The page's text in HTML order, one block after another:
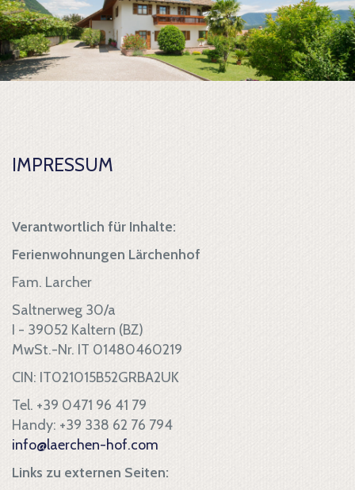
IMPRESSUM
Verantwortlich für Inhalte:
Ferienwohnungen Lärchenhof
Fam. Larcher
Saltnerweg 30/a
I - 39052 Kaltern (BZ)
MwSt.-Nr. IT 01480460219
CIN: IT021015B52GRBA2UK
Tel. +39 0471 96 41 79
Handy: +39 338 62 76 794
info@laerchen-hof.com
Links zu externen Seiten: